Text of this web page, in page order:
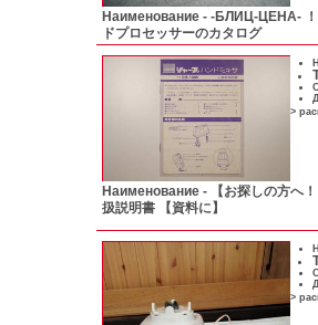
Наименование - -БЛИЦ-ЦЕНА-
ドプロセッサーのカタログ
>
Наименование -
【お探しの方へ
扱説明書 【資料に】
>